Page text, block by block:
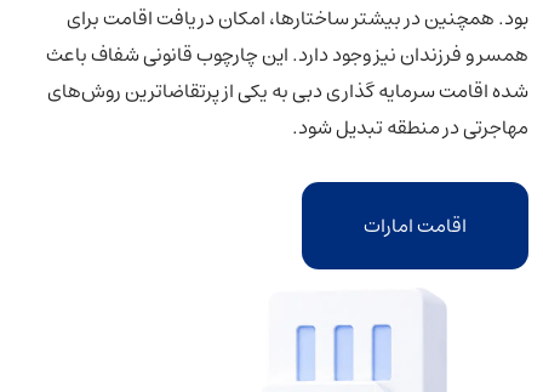
بود. همچنین در بیشتر ساختارها، امکان دریافت اقامت برای
همسر و فرزندان نیز وجود دارد. این چارچوب قانونی شفاف باعث
شده اقامت سرمایه گذاری دبی به یکی از پرتقاضاترین روش‌های
مهاجرتی در منطقه تبدیل شود.
اقامت امارات